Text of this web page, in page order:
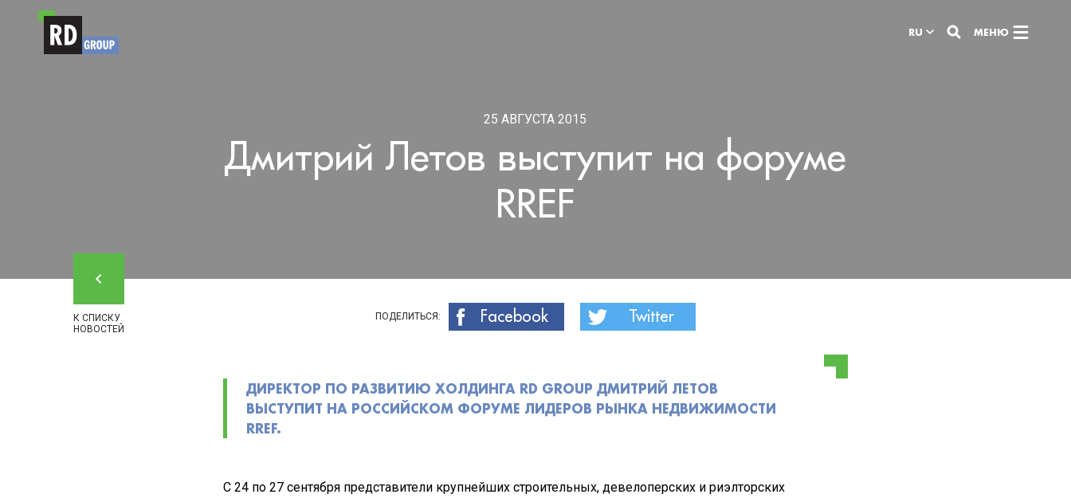
RU МЕНЮ
25 АВГУСТА 2015
Дмитрий Летов выступит на форуме
RREF
К СПИСКУ
НОВОСТЕЙ
ПОДЕЛИТЬСЯ: Facebook Twitter
ДИРЕКТОР ПО РАЗВИТИЮ ХОЛДИНГА RD GROUP ДМИТРИЙ ЛЕТОВ
ВЫСТУПИТ НА РОССИЙСКОМ ФОРУМЕ ЛИДЕРОВ РЫНКА НЕДВИЖИМОСТИ
RREF.
С 24 по 27 сентября представители крупнейших строительных, девелоперских и риэлторских